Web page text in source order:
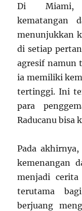
Di Miami,
kematangan
menunjukkan
di setiap
agresif namun
ia memiliki
tertinggi. Ini
para
Raducanu bisa
Pada
kemenangan
menjadi
terutama
berjuang